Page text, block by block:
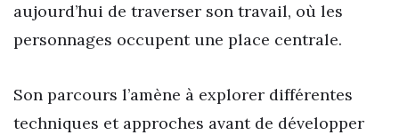
aujourd’hui de traverser son travail, où les
personnages occupent une place centrale.
Son parcours l’amène à explorer différentes
techniques et approches avant de développer